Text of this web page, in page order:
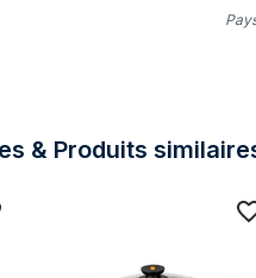
& Produits